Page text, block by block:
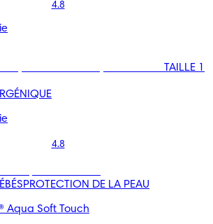
4.8
TAILLE 1
4.8
PROTECTION DE LA PEAU
Aqua Soft Touch